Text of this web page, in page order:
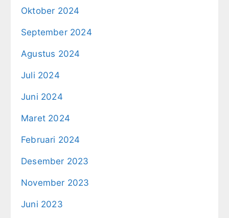
Oktober 2024
September 2024
Agustus 2024
Juli 2024
Juni 2024
Maret 2024
Februari 2024
Desember 2023
November 2023
Juni 2023